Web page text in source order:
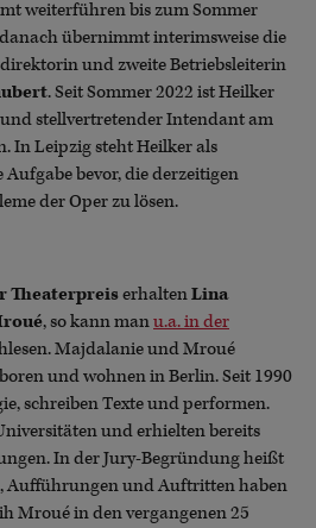
weiterführen bis zum Sommer
übernimmt interimsweise die
und zweite Betriebsleiterin
. Seit Sommer 2022 ist Heilker
stellvertretender Intendant am
In Leipzig steht Heilker als
bevor, die derzeitigen
der Oper zu lösen.
TheaterpreiserhaltenLina
, so kann manu.a. in der
Majdalanie und Mroué
und wohnen in Berlin. Seit 1990
schreiben Texte und performen.
und erhielten bereits
In der Jury-Begründung heißt
Aufführungen und Auftritten haben
Mroué in den vergangenen 25